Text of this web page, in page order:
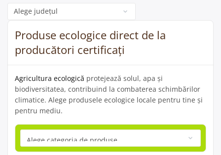
Categorie
Produse ecologice direct de la
producători certificați
Agricultura ecologică protejează solul, apa și
biodiversitatea, contribuind la combaterea schimbărilor
climatice. Alege produsele ecologice locale pentru tine și
pentru mediu.